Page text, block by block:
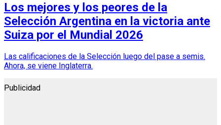
Los mejores y los peores de la
Selección Argentina en la victoria ante
Suiza por el Mundial 2026
Las calificaciones de la Selección luego del pase a semis.
Ahora, se viene Inglaterra.
Publicidad